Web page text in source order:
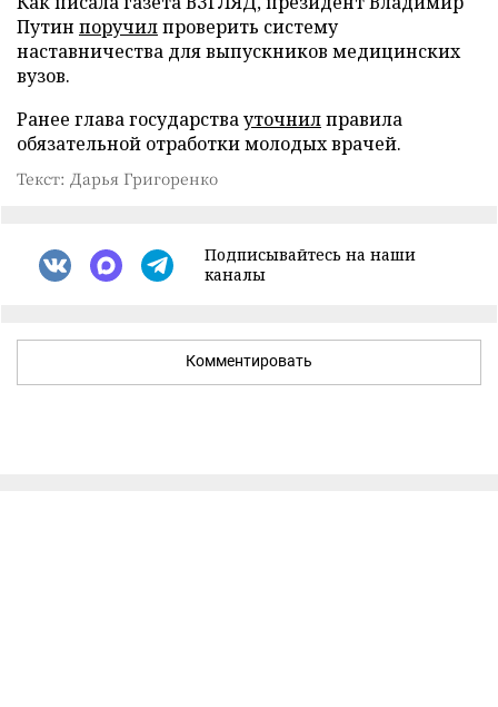
Путин поручилпроверить систему
наставничества для выпускников медицинских
вузов.
Ранее глава государствауточнилправила
обязательной отработки молодых врачей.
Текст: Дарья Григоренко
Подписывайтесь на наши
каналы
Комментировать